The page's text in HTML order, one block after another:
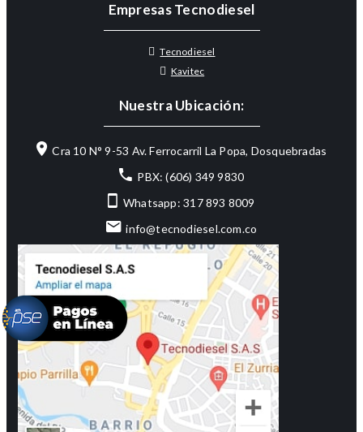
Empresas Tecnodiesel
Tecnodiesel
Kavitec
Nuestra Ubicación:
Cra 10 N° 9-53 Av. Ferrocarril La Popa, Dosquebradas
PBX: (606) 349 9830
Whatsapp: 317 893 8009
info@tecnodiesel.com.co